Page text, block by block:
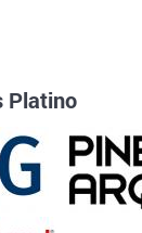
Platino